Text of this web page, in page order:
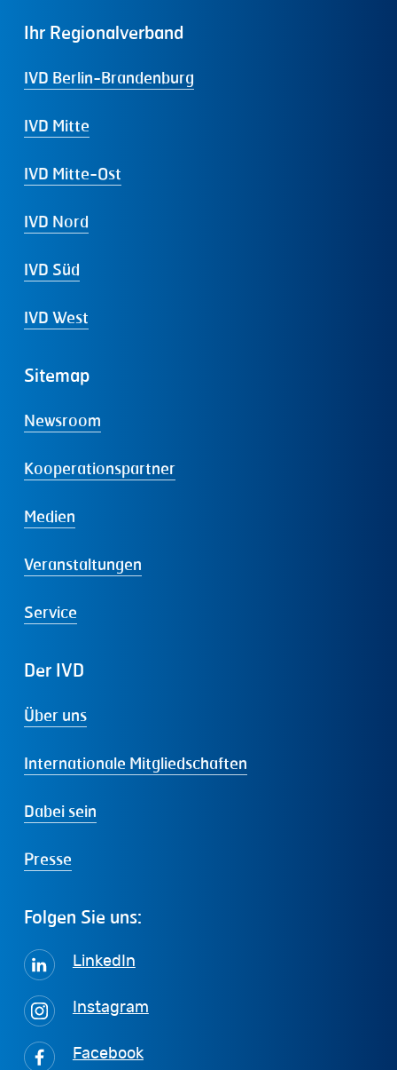
Ihr Regionalverband
IVD Berlin-Brandenburg
IVD Mitte
IVD Mitte-Ost
IVD Nord
IVD Süd
IVD West
Sitemap
Newsroom
Kooperationspartner
Medien
Veranstaltungen
Service
Der IVD
Über uns
Internationale Mitgliedschaften
Dabei sein
Presse
Folgen Sie uns:
LinkedIn
Instagram
Facebook